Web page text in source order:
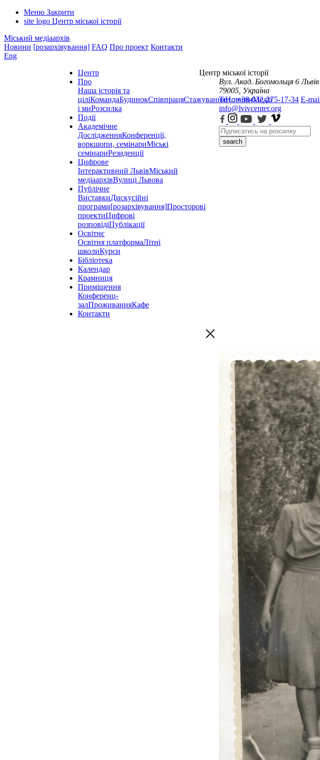
Меню Закрити
site logo Центр міської історії
Міський медіаархів
Новини [розархівування] FAQ Про проект Контакти
Eng
Центр
Про
Наша історія та
ціліКомандаБудинокСпівпрацяСтажуванняНовиниМедіа
і миРозсилка
Події
Академічне
ДослідженняКонференції,
воркшопи, семінариМіські
семінариРезиденції
Цифрове
Інтерактивний ЛьвівМіський
медіаархівВулиці Львова
Публічне
ВиставкиДискусійні
програми[розархівування]Просторові
проектиЦифрові
розповідіПублікації
Освітнє
Освітня платформаЛітні
школиКурси
Бібліотека
Календар
Крамниця
Приміщення
Конференц-
залПроживанняКафе
Контакти
Центр міської історії
Вул. Акад. Богомольця 6 Львів
79005, Україна
Тел.: +38-032-275-17-34 E-
info@lvivcenter.org
search